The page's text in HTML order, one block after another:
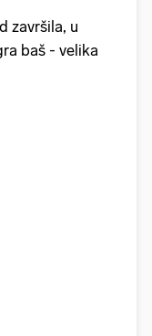
završila, u
baš - velika